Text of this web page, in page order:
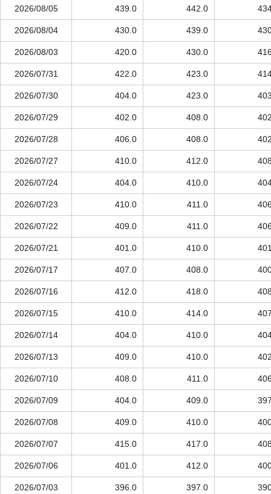
2026/08/05 439.0 442.0
2026/08/04 430.0 439.0
2026/08/03 420.0 430.0
2026/07/31 422.0 423.0
2026/07/30 404.0 423.0
2026/07/29 402.0 408.0
2026/07/28 406.0 408.0
2026/07/27 410.0 412.0
2026/07/24 404.0 410.0
2026/07/23 410.0 411.0
2026/07/22 409.0 411.0
2026/07/21 401.0 410.0
2026/07/17 407.0 408.0
2026/07/16 412.0 418.0
2026/07/15 410.0 414.0
2026/07/14 404.0 410.0
2026/07/13 409.0 410.0
2026/07/10 408.0 411.0
2026/07/09 404.0 409.0
2026/07/08 409.0 410.0
2026/07/07 415.0 417.0
2026/07/06 401.0 412.0
2026/07/03 396.0 397.0